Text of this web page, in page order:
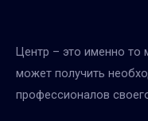
Центр – это именно
может получить
профессионалов